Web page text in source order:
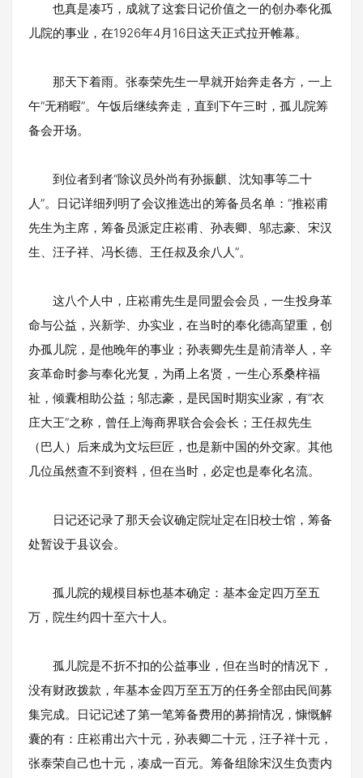
也真是凑巧，成就了这套日记价值之一的创办奉化孤
儿院的事业，在1926年4月16日这天正式拉开帷幕。
那天下着雨。张泰荣先生一早就开始奔走各方，一上
午“无稍暇”。午饭后继续奔走，直到下午三时，孤儿院筹
备会开场。
到位者到者“除议员外尚有孙振麒、沈知事等二十
人”。日记详细列明了会议推选出的筹备员名单：“推崧甫
先生为主席，筹备员派定庄崧甫、孙表卿、邬志豪、宋汉
生、汪子祥、冯长德、王任叔及余八人”。
这八个人中，庄崧甫先生是同盟会会员，一生投身革
命与公益，兴新学、办实业，在当时的奉化德高望重，创
办孤儿院，是他晚年的事业；孙表卿先生是前清举人，辛
亥革命时参与奉化光复，为甬上名贤，一生心系桑梓福
祉，倾囊相助公益；邬志豪，是民国时期实业家，有“衣
庄大王”之称，曾任上海商界联合会会长；王任叔先生
（巴人）后来成为文坛巨匠，也是新中国的外交家。其他
几位虽然查不到资料，但在当时，必定也是奉化名流。
日记还记录了那天会议确定院址定在旧校士馆，筹备
处暂设于县议会。
孤儿院的规模目标也基本确定：基本金定四万至五
万，院生约四十至六十人。
孤儿院是不折不扣的公益事业，但在当时的情况下，
没有财政拨款，年基本金四万至五万的任务全部由民间募
集完成。日记记述了第一笔筹备费用的募捐情况，慷慨解
囊的有：庄崧甫出六十元，孙表卿二十元，汪子祥十元，
张泰荣自己也十元，凑成一百元。筹备组除宋汉生负责内